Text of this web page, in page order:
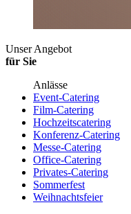
Unser Angebot
für Sie
Anlässe
Event-Catering
Film-Catering
Hochzeitscatering
Konferenz-Catering
Messe-Catering
Office-Catering
Privates-Catering
Sommerfest
Weihnachtsfeier